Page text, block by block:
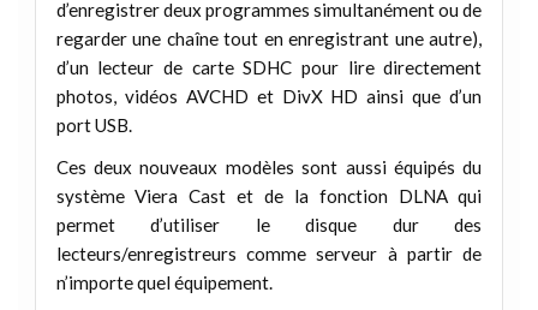
d’enregistrer deux programmes simultanément ou de
regarder une chaîne tout en enregistrant une autre),
d’un lecteur de carte SDHC pour lire directement
photos, vidéos AVCHD et DivX HD ainsi que d’un
port USB.
Ces deux nouveaux modèles sont aussi équipés du
système Viera Cast et de la fonction DLNA qui
permet d’utiliser le disque dur des
lecteurs/enregistreurs comme serveur à partir de
n’importe quel équipement.